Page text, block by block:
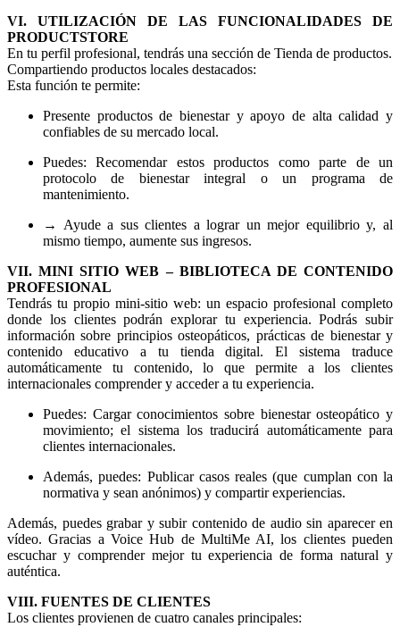
VI. UTILIZACIÓN DE LAS FUNCIONALIDADES DE
PRODUCTSTORE
En tu perfil profesional, tendrás una sección de Tienda de productos.
Compartiendo productos locales destacados:
Esta función te permite:
Presente productos de bienestar y apoyo de alta calidad y
confiables de su mercado local.
Puedes: Recomendar estos productos como parte de un
protocolo de bienestar integral o un programa de
mantenimiento.
→ Ayude a sus clientes a lograr un mejor equilibrio y, al
mismo tiempo, aumente sus ingresos.
VII. MINI SITIO WEB – BIBLIOTECA DE CONTENIDO
PROFESIONAL
Tendrás tu propio mini-sitio web: un espacio profesional completo
donde los clientes podrán explorar tu experiencia. Podrás subir
información sobre principios osteopáticos, prácticas de bienestar y
contenido educativo a tu tienda digital. El sistema traduce
automáticamente tu contenido, lo que permite a los clientes
internacionales comprender y acceder a tu experiencia.
Puedes: Cargar conocimientos sobre bienestar osteopático y
movimiento; el sistema los traducirá automáticamente para
clientes internacionales.
Además, puedes: Publicar casos reales (que cumplan con la
normativa y sean anónimos) y compartir experiencias.
Además, puedes grabar y subir contenido de audio sin aparecer en
vídeo. Gracias a Voice Hub de MultiMe AI, los clientes pueden
escuchar y comprender mejor tu experiencia de forma natural y
auténtica.
VIII. FUENTES DE CLIENTES
Los clientes provienen de cuatro canales principales: